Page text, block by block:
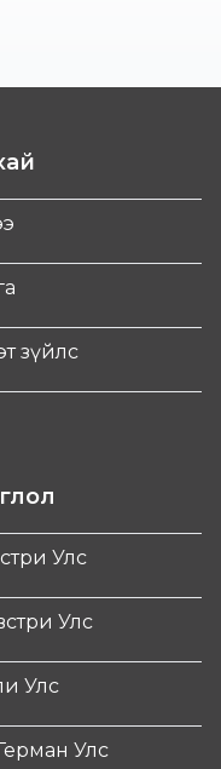
зүйлс
Улс
Улс
Улс
Улс